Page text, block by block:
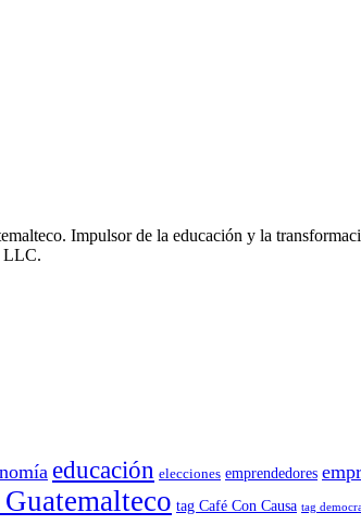
Impulsor de la educación y la
LLC.
educación elecciones emprendedores
tag Café Con Causa tag